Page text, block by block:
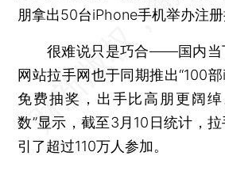
朋拿出50台iPhone手机举办注册
很难说只是巧合——国内当
网站拉手网也于同期推出“100
免费抽奖，出手比高朋更阔绰
数”显示，截至3月10日统计，
引了超过110万人参加。